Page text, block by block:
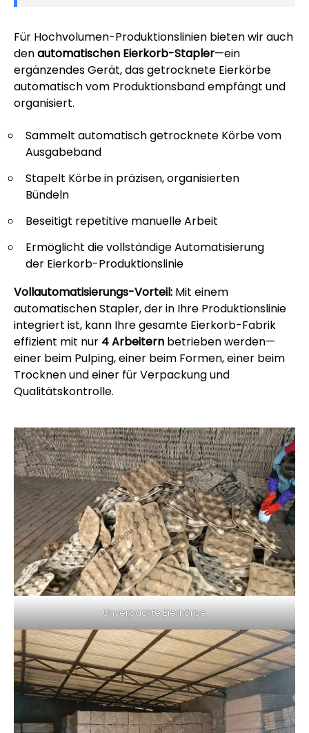
Für Hochvolumen-Produktionslinien bieten wir auch
denautomatischen Eierkorb-Stapler—ein
ergänzendes Gerät, das getrocknete Eierkörbe
automatisch vom Produktionsband empfängt und
organisiert.
Sammelt automatisch getrocknete Körbe vom
Ausgabeband
Stapelt Körbe in präzisen, organisierten
Bündeln
Beseitigt repetitive manuelle Arbeit
Ermöglicht die vollständige Automatisierung
der Eierkorb-Produktionslinie
Vollautomatisierungs-Vorteil: Mit einem
automatischen Stapler, der in Ihre Produktionslinie
integriert ist, kann Ihre gesamte Eierkorb-Fabrik
effizient mit nur 4 Arbeitern betrieben werden—
einer beim Pulping, einer beim Formen, einer beim
Trocknen und einer für Verpackung und
Qualitätskontrolle.
Unverpackte Eierkörbe